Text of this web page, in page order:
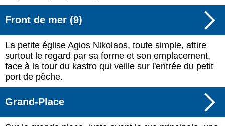
Front de mer (9)
La petite église Agios Nikolaos, toute simple, attire
surtout le regard par sa forme et son emplacement,
face à la tour du kastro qui veille sur l'entrée du petit
port de pêche.
Grand-Place